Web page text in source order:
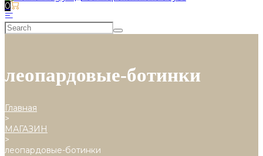
0
леопардовые-ботинки
Главная
>
МАГАЗИН
>
леопардовые-ботинки